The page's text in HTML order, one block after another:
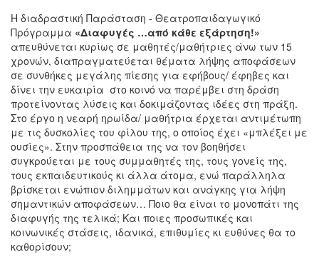
Η διαδραστική Παράσταση - Θεατροπαιδαγωγικό
Πρόγραμμα «Διαφυγές …από κάθε εξάρτηση!»
απευθύνεται κυρίως σε μαθητές/μαθήτριες άνω των 15
χρονών, διαπραγματεύεται θέματα λήψης αποφάσεων
σε συνθήκες μεγάλης πίεσης για εφήβους/ έφηβες και
δίνει την ευκαιρία στο κοινό να παρέμβει στη δράση
προτείνοντας λύσεις και δοκιμάζοντας ιδέες στη πράξη.
Στο έργο η νεαρή ηρωίδα/ μαθήτρια έρχεται αντιμέτωπη
με τις δυσκολίες του φίλου της, ο οποίος έχει «μπλέξει με
ουσίες». Στην προσπάθεια της να τον βοηθήσει
συγκρούεται με τους συμμαθητές της, τους γονείς της,
τους εκπαιδευτικούς κι άλλα άτομα, ενώ παράλληλα
βρίσκεται ενώπιον διλημμάτων και ανάγκης για λήψη
σημαντικών αποφάσεων… Ποιο θα είναι το μονοπάτι της
διαφυγής της τελικά; Και ποιες προσωπικές και
κοινωνικές στάσεις, ιδανικά, επιθυμίες κι ευθύνες θα το
καθορίσουν;